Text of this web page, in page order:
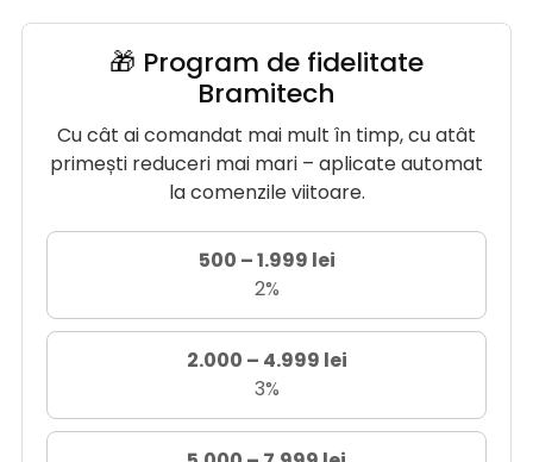
🎁 Program de fidelitate
Bramitech
Cu cât ai comandat mai mult în timp, cu atât
primești reduceri mai mari – aplicate automat
la comenzile viitoare.
500 – 1.999 lei
2%
2.000 – 4.999 lei
3%